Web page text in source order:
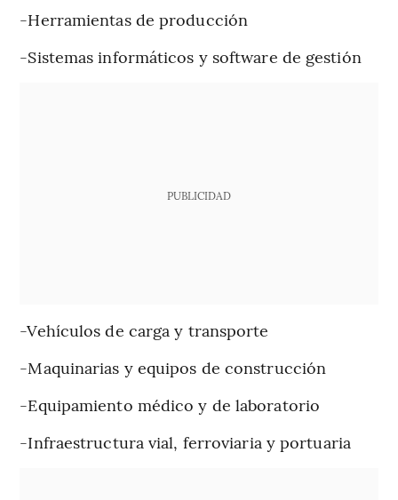
-Herramientas de producción
-Sistemas informáticos y software de gestión
PUBLICIDAD
-Vehículos de carga y transporte
-Maquinarias y equipos de construcción
-Equipamiento médico y de laboratorio
-Infraestructura vial, ferroviaria y portuaria